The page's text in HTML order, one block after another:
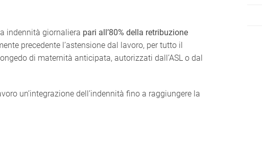
indennità giornaliera pari all’80% della retribuzione
precedente l’astensione dal lavoro, per tutto il
di maternità anticipata, autorizzati dall’ASL o dal
un’integrazione dell’indennità fino a raggiungere la